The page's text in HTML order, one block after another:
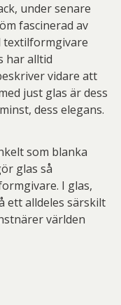
under senare
fascinerad av
textilformgivare
har alltid
vidare att
just glas är dess
dess elegans.
som blanka
glas så
I glas,
ett alldeles särskilt
världen